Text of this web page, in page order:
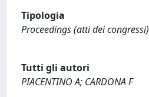
Tipologia
Proceedings (atti dei congressi)
Tutti gli autori
PIACENTINO A; CARDONA F